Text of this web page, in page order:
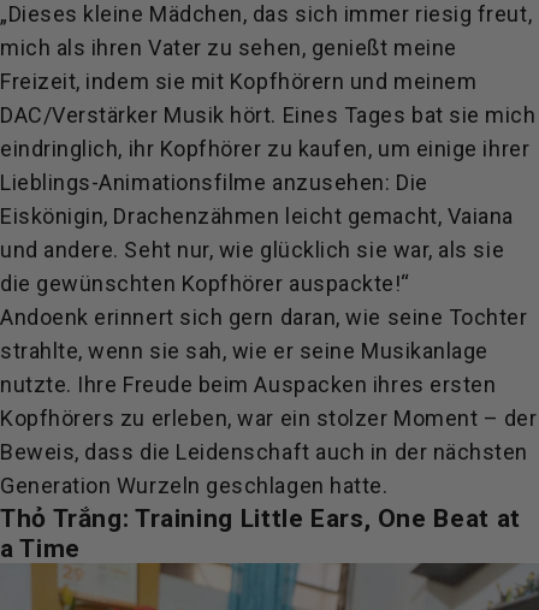
„Dieses kleine Mädchen, das sich immer riesig freut,
mich als ihren Vater zu sehen, genießt meine
Freizeit, indem sie mit Kopfhörern und meinem
DAC/Verstärker Musik hört. Eines Tages bat sie mich
eindringlich, ihr Kopfhörer zu kaufen, um einige ihrer
Lieblings-Animationsfilme anzusehen: Die
Eiskönigin, Drachenzähmen leicht gemacht, Vaiana
und andere. Seht nur, wie glücklich sie war, als sie
die gewünschten Kopfhörer auspackte!“
Andoenk erinnert sich gern daran, wie seine Tochter
strahlte, wenn sie sah, wie er seine Musikanlage
nutzte. Ihre Freude beim Auspacken ihres ersten
Kopfhörers zu erleben, war ein stolzer Moment – ​​der
Beweis, dass die Leidenschaft auch in der nächsten
Generation Wurzeln geschlagen hatte.
Thỏ Trắng: Training Little Ears, One Beat at
a Time